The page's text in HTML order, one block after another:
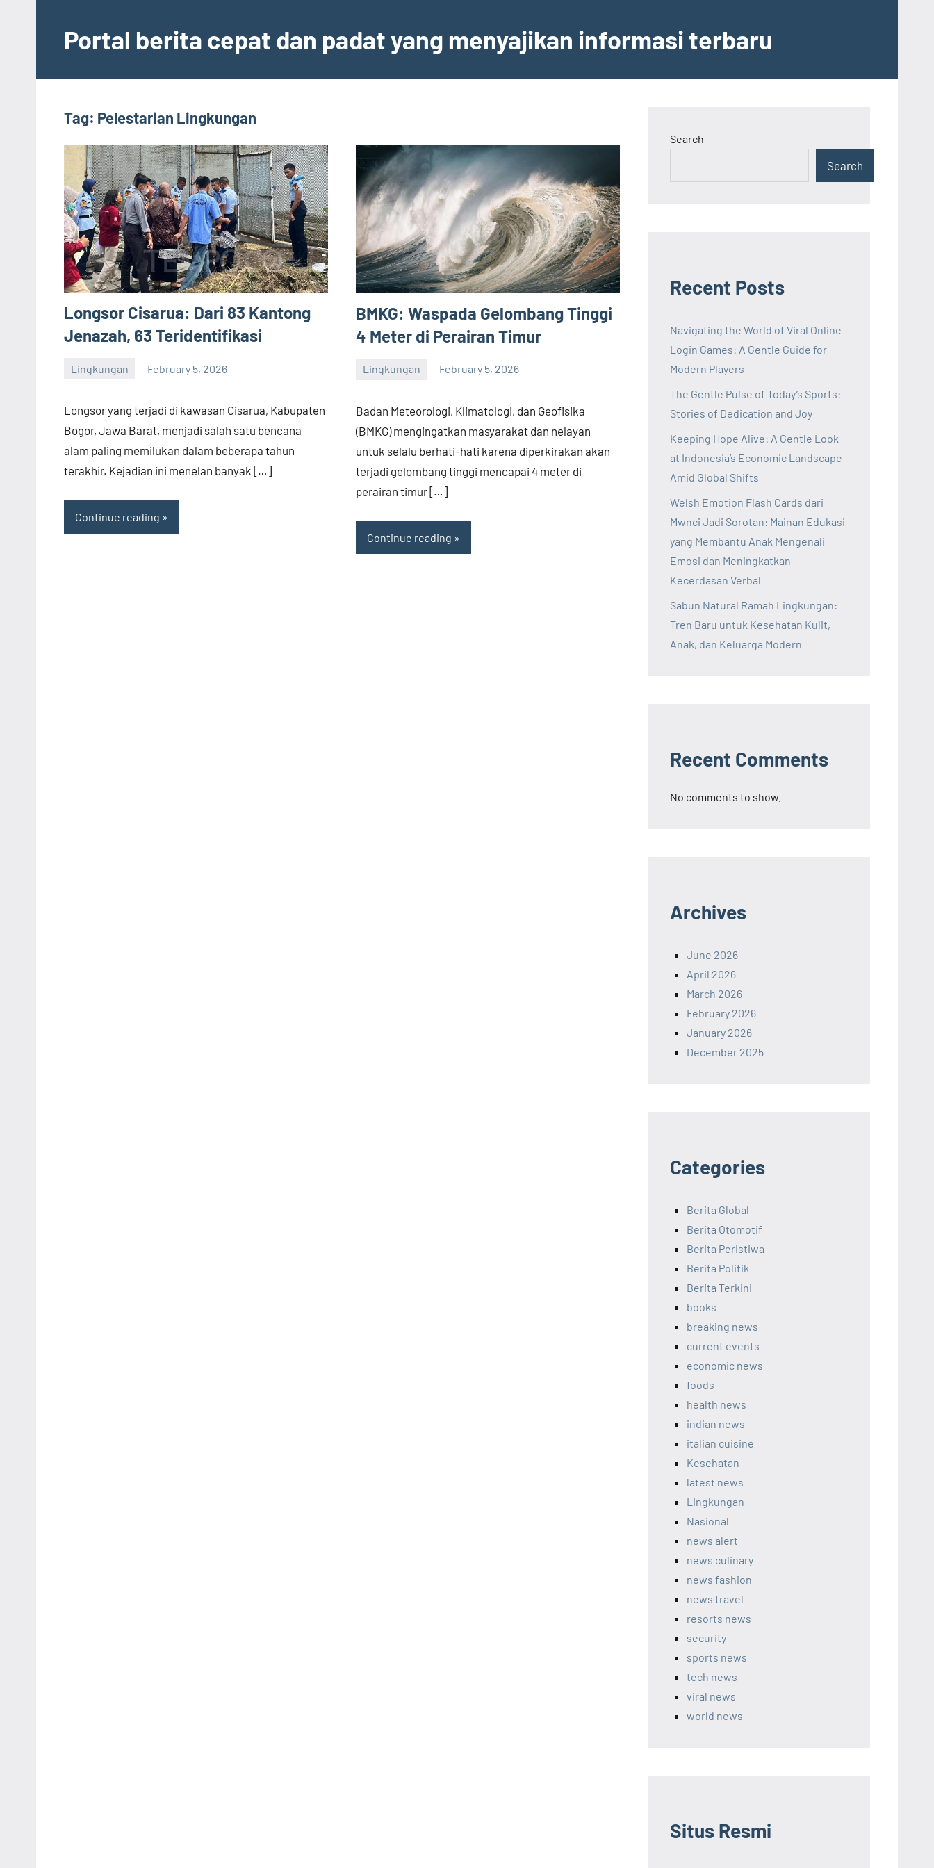
contentPortal berita cepat dan padat yang menyajikan informasi terbaru
Tag: Pelestarian Lingkungan
Longsor Cisarua: Dari 83 Kantong
Jenazah, 63 Teridentifikasi
Lingkungan February 5, 2026
admin
Longsor yang terjadi di kawasan Cisarua, Kabupaten
Bogor, Jawa Barat, menjadi salah satu bencana
alam paling memilukan dalam beberapa tahun
terakhir. Kejadian ini menelan banyak […]
Continue reading
BMKG: Waspada Gelombang Tinggi
4 Meter di Perairan Timur
Lingkungan February 5, 2026
admin
Badan Meteorologi, Klimatologi, dan Geofisika
(BMKG) mengingatkan masyarakat dan nelayan
untuk selalu berhati-hati karena diperkirakan akan
terjadi gelombang tinggi mencapai 4 meter di
perairan timur […]
Continue reading
Search
Search
Recent Posts
Navigating the World of Viral Online
Login Games: A Gentle Guide for
Modern Players
The Gentle Pulse of Today’s Sports:
Stories of Dedication and Joy
Keeping Hope Alive: A Gentle Look
at Indonesia’s Economic Landscape
Amid Global Shifts
Welsh Emotion Flash Cards dari
Mwnci Jadi Sorotan: Mainan Edukasi
yang Membantu Anak Mengenali
Emosi dan Meningkatkan
Kecerdasan Verbal
Sabun Natural Ramah Lingkungan:
Tren Baru untuk Kesehatan Kulit,
Anak, dan Keluarga Modern
Recent Comments
No comments to show.
Archives
June 2026
April 2026
March 2026
February 2026
January 2026
December 2025
Categories
Berita Global
Berita Otomotif
Berita Peristiwa
Berita Politik
Berita Terkini
books
breaking news
current events
economic news
foods
health news
indian news
italian cuisine
Kesehatan
latest news
Lingkungan
Nasional
news alert
news culinary
news fashion
news travel
resorts news
security
sports news
tech news
viral news
world news
Situs Resmi